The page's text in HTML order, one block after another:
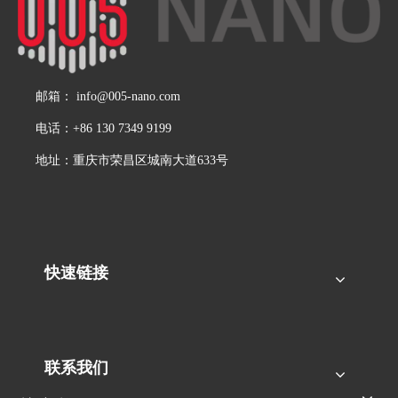
邮箱： info@005-nano.com
电话：+86 130 7349 9199
地址：重庆市荣昌区城南大道633号
快速链接
联系我们